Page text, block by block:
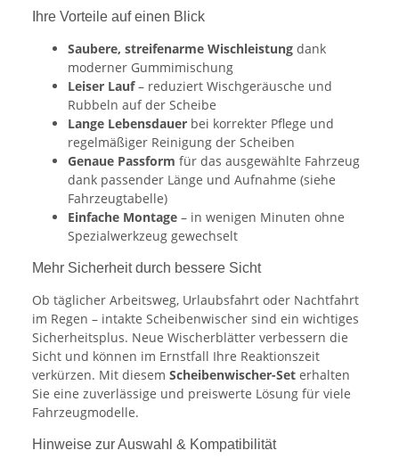
Ihre Vorteile auf einen Blick
Saubere, streifenarme Wischleistung dank
moderner Gummimischung
Leiser Lauf– reduziert Wischgeräusche und
Rubbeln auf der Scheibe
Lange Lebensdauer bei korrekter Pflege und
regelmäßiger Reinigung der Scheiben
Genaue Passform für das ausgewählte Fahrzeug
dank passender Länge und Aufnahme (siehe
Fahrzeugtabelle)
Einfache Montage – in wenigen Minuten ohne
Spezialwerkzeug gewechselt
Mehr Sicherheit durch bessere Sicht
Ob täglicher Arbeitsweg, Urlaubsfahrt oder Nachtfahrt
im Regen – intakte Scheibenwischer sind ein wichtiges
Sicherheitsplus. Neue Wischerblätter verbessern die
Sicht und können im Ernstfall Ihre Reaktionszeit
verkürzen. Mit diesem Scheibenwischer-Set erhalten
Sie eine zuverlässige und preiswerte Lösung für viele
Fahrzeugmodelle.
Hinweise zur Auswahl & Kompatibilität